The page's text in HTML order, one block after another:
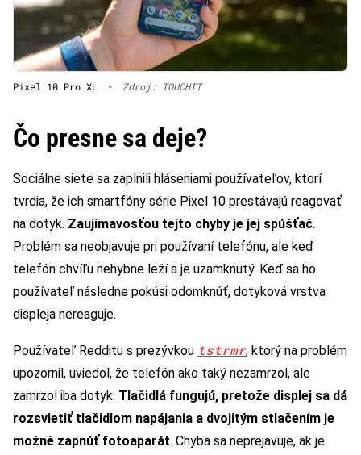
Pixel 10 Pro XL • Zdroj: TOUCHIT
Čo presne sa deje?
Sociálne siete sa zaplnili hláseniami používateľov, ktorí
tvrdia, že ich smartfóny série Pixel 10 prestávajú reagovať
na dotyk. Zaujímavosťou tejto chyby je jej spúšťač.
Problém sa neobjavuje pri používaní telefónu, ale keď
telefón chvíľu nehybne leží a je uzamknutý. Keď sa ho
používateľ následne pokúsi odomknúť, dotyková vrstva
displeja nereaguje.
Používateľ Redditu s prezývkou tstrmr, ktorý na problém
upozornil, uviedol, že telefón ako taký nezamrzol, ale
zamrzol iba dotyk. Tlačidlá fungujú, pretože displej sa dá
rozsvietiť tlačidlom napájania a dvojitým stlačením je
možné zapnúť fotoaparát. Chyba sa neprejavuje, ak je